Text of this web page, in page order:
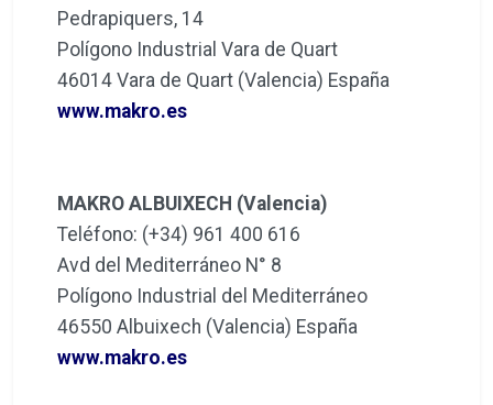
Pedrapiquers, 14
Polígono Industrial Vara de Quart
46014 Vara de Quart (Valencia) España
www.makro.es
MAKRO ALBUIXECH (Valencia)
Teléfono: (+34) 961 400 616
Avd del Mediterráneo N° 8
Polígono Industrial del Mediterráneo
46550 Albuixech (Valencia) España
www.makro.es